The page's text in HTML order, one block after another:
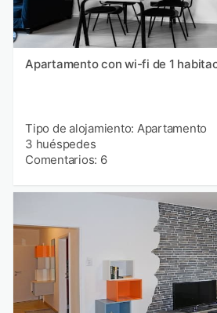
Apartamento con wi-fi de 1
Tipo de alojamiento: Apartamento
3 huéspedes
Comentarios: 6